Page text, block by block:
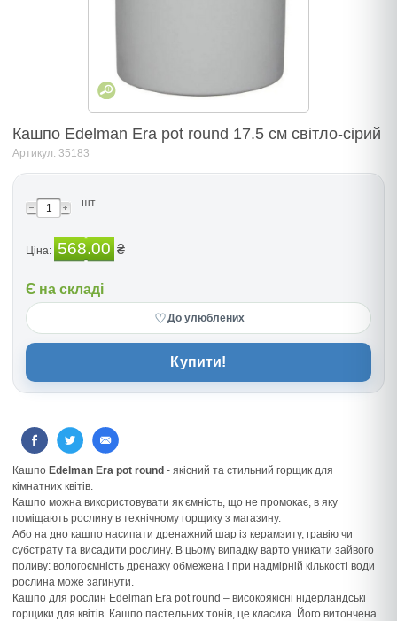
Кашпо Edelman Era pot round 17.5 cм світло-сірий
Артикул: 35183
шт.
Ціна: 568.00 ₴
Є на складі
♡До улюблених
Купити!
Кашпо Edelman Era pot round - якісний та стильний горщик для
кімнатних квітів.
Кашпо можна використовувати як ємність, що не промокає, в яку
поміщають рослину в технічному горщику з магазину.
Або на дно кашпо насипати дренажний шар із керамзиту, гравію чи
субстрату та висадити рослину. В цьому випадку варто уникати зайвого
поливу: вологоємність дренажу обмежена і при надмірній кількості води
рослина може загинути.
Кашпо для рослин Edelman Era pot round – високоякісні нідерландські
горщики для квітів. Кашпо пастельних тонів, це класика. Його витончена